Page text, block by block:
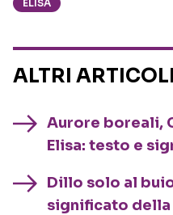
ELISA
ALTRI
Aurore boreali,
Elisa: testo e
Dillo solo al
significato della